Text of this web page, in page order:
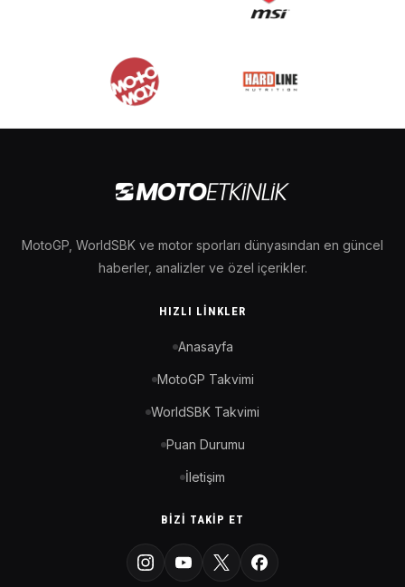
MotoGP, WorldSBK ve motor sporları dünyasından en güncel
haberler, analizler ve özel içerikler.
HIZLI LINKLER
Anasayfa
MotoGP Takvimi
WorldSBK Takvimi
Puan Durumu
İletişim
BIZI TAKIP ET